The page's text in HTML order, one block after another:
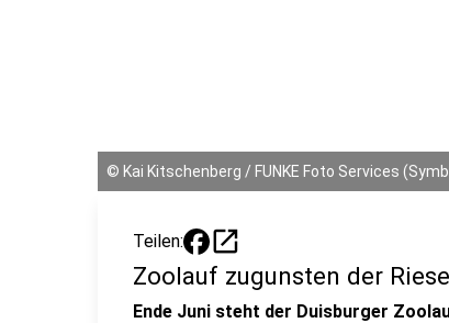
© Kai Kitschenberg / FUNKE Foto Services
Teilen: open_in_new
Zoolauf zugunsten der
Ende Juni steht der Duisburger